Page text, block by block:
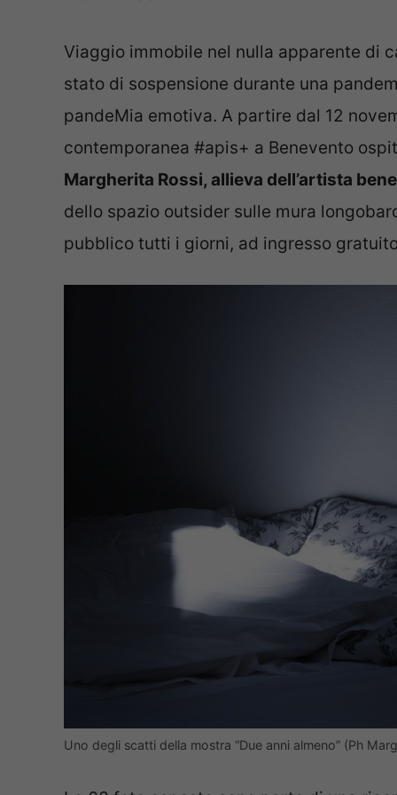
Viaggio immobile nel nulla apparente di
stato di sospensione durante una
pandeMia emotiva. A partire dal 12
contemporanea #apis+ a Benevento
Margherita Rossi, allieva dell’artista
dello spazio outsider sulle mura
pubblico tutti i giorni, ad ingresso
Uno degli scatti della mostra “Due anni almeno” (Ph